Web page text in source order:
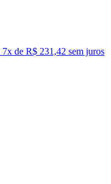
7x de R$ 231,42 sem juros